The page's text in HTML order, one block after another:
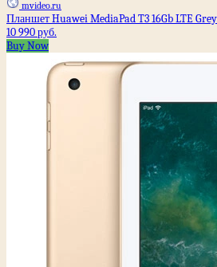
mvideo.ru
Планшет Huawei MediaPad T3 16Gb LTE
10 990 руб.
Buy Now